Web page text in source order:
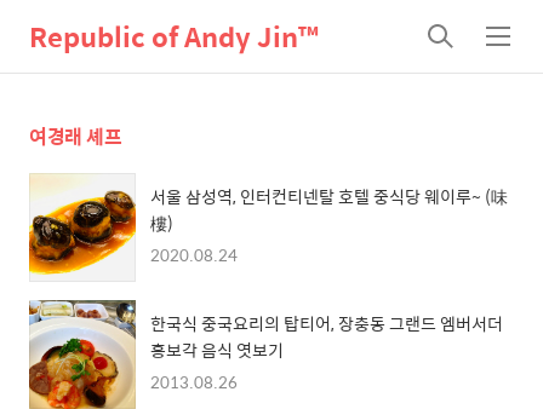
Republic of Andy Jin™
검
색
메
뉴
여경래 셰프
서울 삼성역, 인터컨티넨탈 호텔 중식당 웨이루~ (味
樓)
2020.08.24
한국식 중국요리의 탑티어, 장충동 그랜드 엠버서더
홍보각 음식 엿보기
2013.08.26